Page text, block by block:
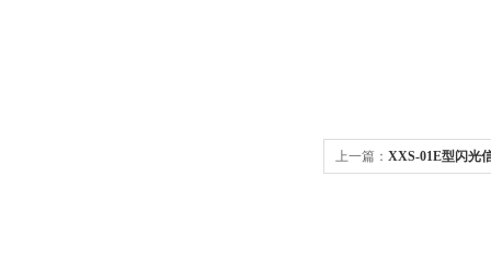
上一篇： XXS-01E型闪光